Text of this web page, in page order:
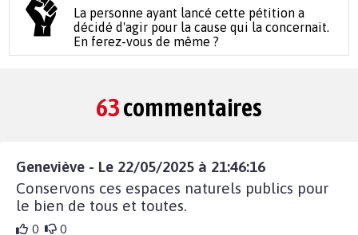
La personne ayant lancé cette pétition a
décidé d'agir pour la cause qui la concernait.
En ferez-vous de même ?
63commentaires
Geneviève - Le 22/05/2025 à 21:46:16
Conservons ces espaces naturels publics pour
le bien de tous et toutes.
0 0